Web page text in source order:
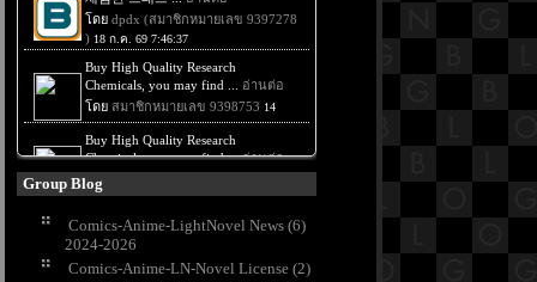
Group Blog
Comics-Anime-LightNovel News (6)
2024-2026
Comics-Anime-LN-Novel License (2)